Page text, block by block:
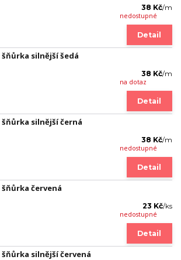
38 Kč/m
nedostupné
Detail
šňůrka silnější šedá
38 Kč/m
na dotaz
Detail
šňůrka silnější černá
38 Kč/m
nedostupné
Detail
červená
23 Kč/ks
nedostupné
Detail
šňůrka silnější červená